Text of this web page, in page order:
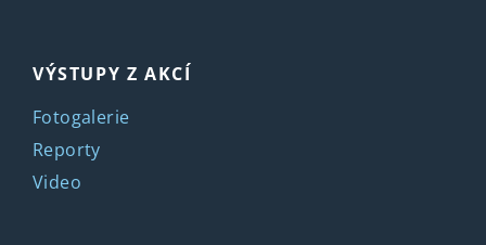
VÝSTUPY Z AKCÍ
Fotogalerie
Reporty
Video